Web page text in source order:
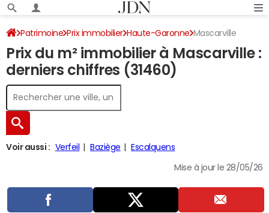
Patrimoine Prix immobilier Haute-Garonne Mascarville
Prix du m² immobilier à Mascarville :
derniers chiffres (31460)
Voir aussi : Verfeil Baziège Escalquens
Mise à jour le 28/05/26